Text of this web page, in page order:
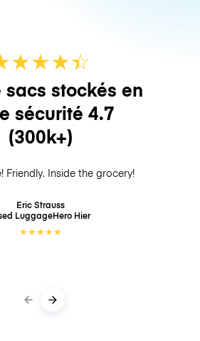
★★★☆
★
sacs stockés en
sécurité 4.7
(300k+)
Friendly. Inside the grocery!
Eric Strauss
LuggageHero Hier
★★★★★